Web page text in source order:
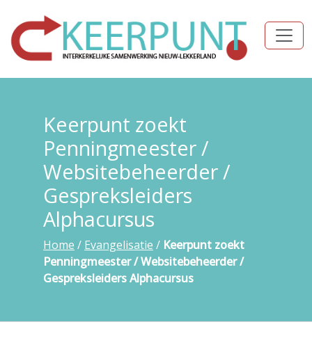
Keerpunt zoekt
Penningmeester /
Websitebeheerder /
Gespreksleiders
Alphacursus
Home / Evangelisatie / Keerpunt zoekt
Penningmeester / Websitebeheerder /
Gespreksleiders Alphacursus